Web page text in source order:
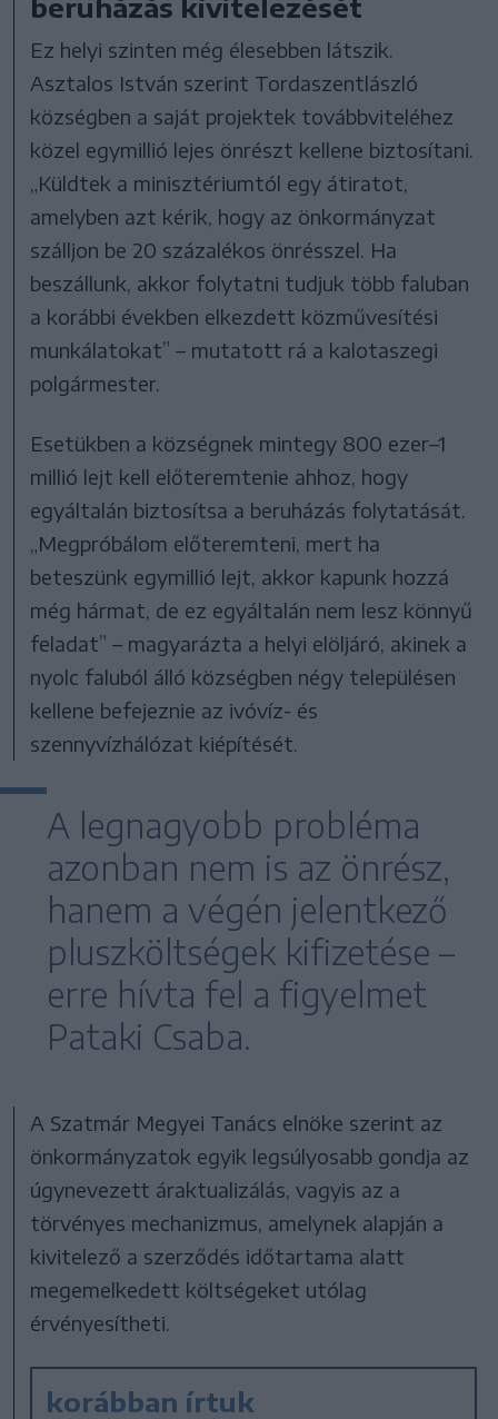
Ez helyi szinten még élesebben látszik.
Asztalos István szerint Tordaszentlászló
községben a saját projektek továbbviteléhez
közel egymillió lejes önrészt kellene biztosítani.
„Küldtek a minisztériumtól egy átiratot,
amelyben azt kérik, hogy az önkormányzat
szálljon be 20 százalékos önrésszel. Ha
beszállunk, akkor folytatni tudjuk több faluban
a korábbi években elkezdett közművesítési
munkálatokat” – mutatott rá a kalotaszegi
polgármester.
Esetükben a községnek mintegy 800 ezer–1
millió lejt kell előteremtenie ahhoz, hogy
egyáltalán biztosítsa a beruházás folytatását.
„Megpróbálom előteremteni, mert ha
beteszünk egymillió lejt, akkor kapunk hozzá
még hármat, de ez egyáltalán nem lesz könnyű
feladat” – magyarázta a helyi elöljáró, akinek a
nyolc faluból álló községben négy településen
kellene befejeznie az ivóvíz- és
szennyvízhálózat kiépítését.
A legnagyobb probléma
azonban nem is az önrész,
hanem a végén jelentkező
pluszköltségek kifizetése –
erre hívta fel a figyelmet
Pataki Csaba.
A Szatmár Megyei Tanács elnöke szerint az
önkormányzatok egyik legsúlyosabb gondja az
úgynevezett áraktualizálás, vagyis az a
törvényes mechanizmus, amelynek alapján a
kivitelező a szerződés időtartama alatt
megemelkedett költségeket utólag
érvényesítheti.
korábban írtuk